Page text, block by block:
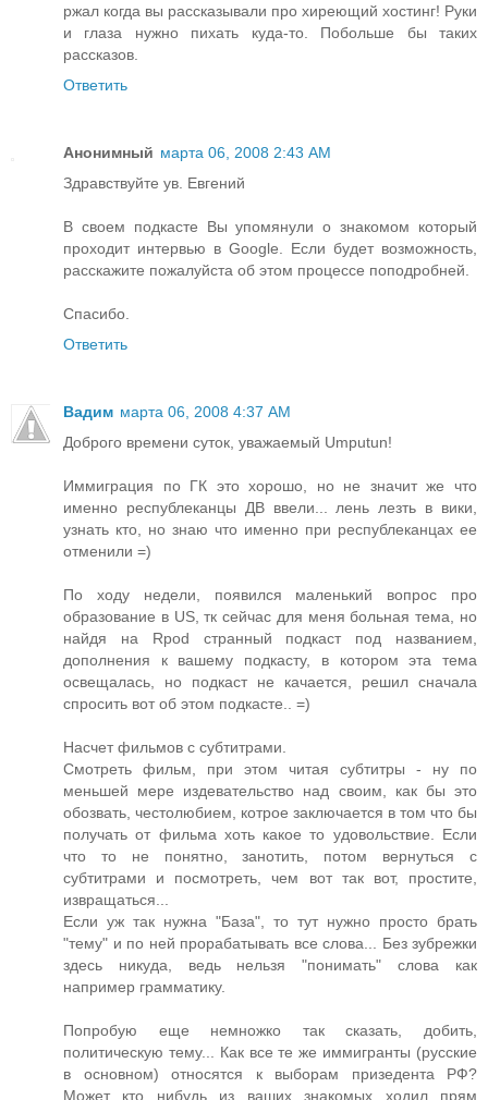
ржал когда вы рассказывали про хиреющий хостинг! Руки
и глаза нужно пихать куда-то. Побольше бы таких
рассказов.
Ответить
Анонимный марта 06, 2008 2:43 AM
Здравствуйте ув. Евгений
В своем подкасте Вы упомянули о знакомом который
проходит интервью в Google. Если будет возможность,
расскажите пожалуйста об этом процессе поподробней.
Спасибо.
Ответить
Вадим марта 06, 2008 4:37 AM
Доброго времени суток, уважаемый Umputun!
Иммиграция по ГК это хорошо, но не значит же что
именно республеканцы ДВ ввели... лень лезть в вики,
узнать кто, но знаю что именно при республеканцах ее
отменили =)
По ходу недели, появился маленький вопрос про
образование в US, тк сейчас для меня больная тема, но
найдя на Rpod странный подкаст под названием,
дополнения к вашему подкасту, в котором эта тема
освещалась, но подкаст не качается, решил сначала
спросить вот об этом подкасте.. =)
Насчет фильмов с субтитрами.
Смотреть фильм, при этом читая субтитры - ну по
меньшей мере издевательство над своим, как бы это
обозвать, честолюбием, котрое заключается в том что бы
получать от фильма хоть какое то удовольствие. Если
что то не понятно, занотить, потом вернуться с
субтитрами и посмотреть, чем вот так вот, простите,
извращаться...
Если уж так нужна "База", то тут нужно просто брать
"тему" и по ней прорабатывать все слова... Без зубрежки
здесь никуда, ведь нельзя "понимать" слова как
например грамматику.
Попробую еще немножко так сказать, добить,
политическую тему... Как все те же иммигранты (русские
в основном) относятся к выборам призедента РФ?
Может кто нибудь из ваших знакомых ходил прям